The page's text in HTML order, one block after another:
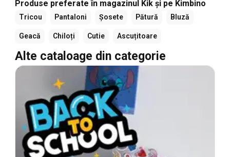
Produse preferate în magazinul Kik și pe Kimbino
Tricou Pantaloni Șosete Pătură Bluză
Geacă Chiloți Cutie Ascuțitoare
Alte cataloage din categorie